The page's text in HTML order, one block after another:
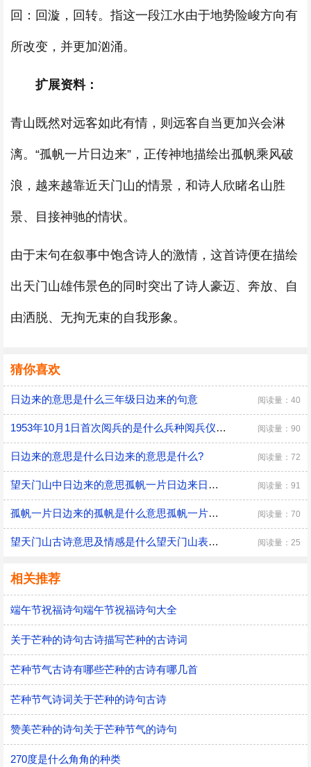
回：回漩，回转。指这一段江水由于地势险峻方向有
所改变，并更加汹涌。
扩展资料：
青山既然对远客如此有情，则远客自当更加兴会淋
漓。“孤帆一片日边来”，正传神地描绘出孤帆乘风破
浪，越来越靠近天门山的情景，和诗人欣睹名山胜
景、目接神驰的情状。
由于末句在叙事中饱含诗人的激情，这首诗便在描绘
出天门山雄伟景色的同时突出了诗人豪迈、奔放、自
由洒脱、无拘无束的自我形象。
猜你喜欢
日边来的意思是什么三年级日边来的句意 阅读量：40
1953年10月1日首次阅兵的是什么兵种阅兵仪式组成部分 阅读量：90
日边来的意思是什么日边来的意思是什么? 阅读量：72
望天门山中日边来的意思孤帆一片日边来日边的意思 阅读量：91
孤帆一片日边来的孤帆是什么意思孤帆一片日边来出处 阅读量：70
望天门山古诗意思及情感是什么望天门山表达了什么 阅读量：25
相关推荐
端午节祝福诗句端午节祝福诗句大全
关于芒种的诗句古诗描写芒种的古诗词
芒种节气古诗有哪些芒种的古诗有哪几首
芒种节气诗词关于芒种的诗句古诗
赞美芒种的诗句关于芒种节气的诗句
270度是什么角角的种类